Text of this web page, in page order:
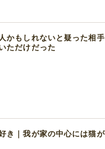
かもしれないと疑った相
ただけだった
き｜我が家の中心には猫